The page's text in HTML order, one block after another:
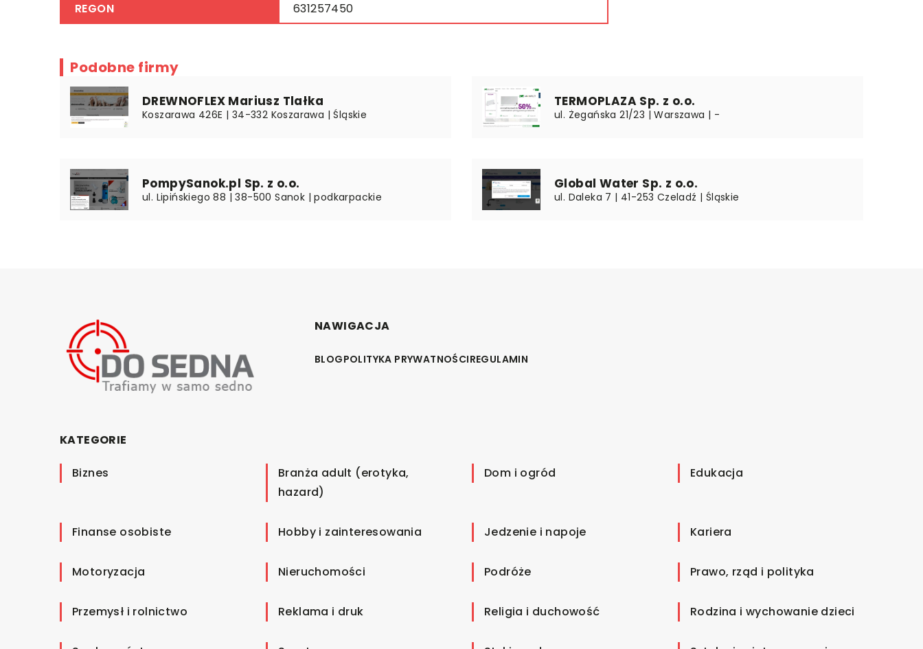
REGON
631257450
Podobne firmy
DREWNOFLEX Mariusz Tlałka
Koszarawa 426E | 34-332 Koszarawa | Śląskie
TERMOPLAZA Sp. z o.o.
ul. Żegańska 21/23 | Warszawa | -
PompySanok.pl Sp. z o.o.
ul. Lipińskiego 88 | 38-500 Sanok | podkarpackie
Global Water Sp. z o.o.
ul. Daleka 7 | 41-253 Czeladź | Śląskie
NAWIGACJA
BLOGPOLITYKA PRYWATNOŚCIREGULAMIN
KATEGORIE
Biznes
Branża adult (erotyka,
hazard)
Dom i ogród Edukacja
Finanse osobiste Hobby i zainteresowania Jedzenie i napoje Kariera
Motoryzacja Nieruchomości Podróże Prawo, rząd i polityka
Przemysł i rolnictwo Reklama i druk Religia i duchowość Rodzina i wychowanie dzieci